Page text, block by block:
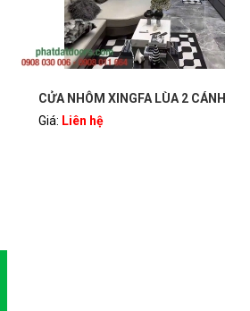
CỬA NHÔM XINGFA LÙA 2 CÁNH
Giá: Liên hệ